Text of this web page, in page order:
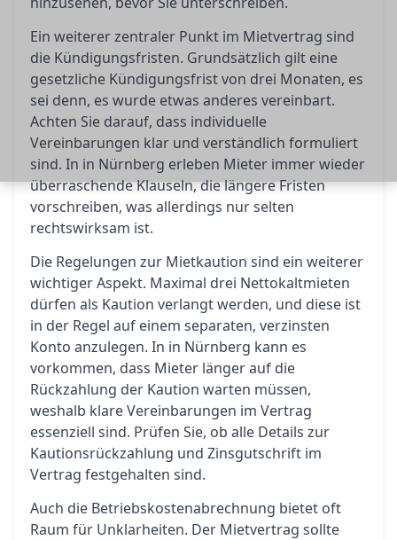
Ein weiterer zentraler Punkt im Mietvertrag sind
die Kündigungsfristen. Grundsätzlich gilt eine
gesetzliche Kündigungsfrist von drei Monaten, es
sei denn, es wurde etwas anderes vereinbart.
Achten Sie darauf, dass individuelle
Vereinbarungen klar und verständlich formuliert
sind. In in Nürnberg erleben Mieter immer wieder
überraschende Klauseln, die längere Fristen
vorschreiben, was allerdings nur selten
rechtswirksam ist.
Die Regelungen zur Mietkaution sind ein weiterer
wichtiger Aspekt. Maximal drei Nettokaltmieten
dürfen als Kaution verlangt werden, und diese ist
in der Regel auf einem separaten, verzinsten
Konto anzulegen. In in Nürnberg kann es
vorkommen, dass Mieter länger auf die
Rückzahlung der Kaution warten müssen,
weshalb klare Vereinbarungen im Vertrag
essenziell sind. Prüfen Sie, ob alle Details zur
Kautionsrückzahlung und Zinsgutschrift im
Vertrag festgehalten sind.
Auch die Betriebskostenabrechnung bietet oft
Raum für Unklarheiten. Der Mietvertrag sollte